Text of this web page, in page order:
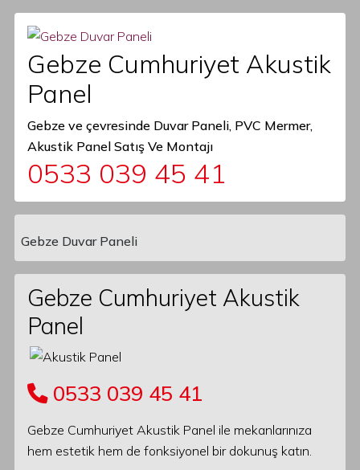
Gebze Cumhuriyet Akustik
Panel
Gebze ve çevresinde Duvar Paneli, PVC Mermer,
Akustik Panel Satış Ve Montajı
0533 039 45 41
Main Navigation
Gebze Duvar Paneli
Gebze Cumhuriyet Akustik
Panel
0533 039 45 41
Gebze Cumhuriyet Akustik Panel ile mekanlarınıza
hem estetik hem de fonksiyonel bir dokunuş katın.